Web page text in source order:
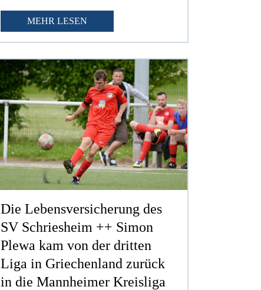
MEHR LESEN
Die Lebensversicherung des
SV Schriesheim ++ Simon
Plewa kam von der dritten
Liga in Griechenland zurück
in die Mannheimer Kreisliga